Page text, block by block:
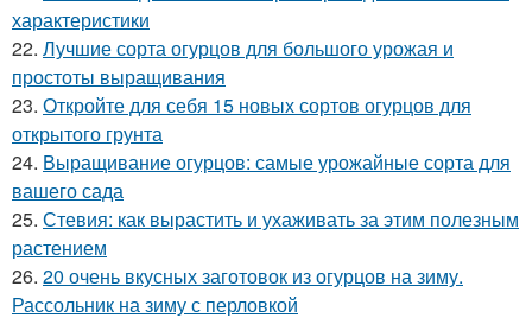
характеристики
22. Лучшие сорта огурцов для большого урожая и
простоты выращивания
23. Откройте для себя 15 новых сортов огурцов для
открытого грунта
24. Выращивание огурцов: самые урожайные сорта для
вашего сада
25. Стевия: как вырастить и ухаживать за этим полезным
растением
26. 20 очень вкусных заготовок из огурцов на зиму.
Рассольник на зиму с перловкой